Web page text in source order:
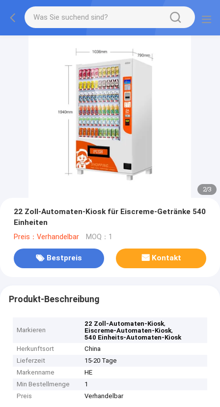
2/3
22 Zoll-Automaten-Kiosk für Eiscreme-Getränke 540
Einheiten
Preis：Verhandelbar MOQ：1
Bestpreis Kontakt
Produkt-Beschreibung
Markieren
22 Zoll-Automaten-Kiosk,
Eiscreme-Automaten-Kiosk,
540 Einheits-Automaten-Kiosk
Herkunftsort
China
Lieferzeit
15-20 Tage
Markenname
HE
Min Bestellmenge
1
Preis
Verhandelbar